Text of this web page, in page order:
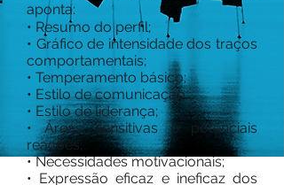
aponta:​
​• Resumo do perfil;
• Gráfico de intensidade dos traços
comportamentais;
• Temperamento básico;
• Estilo de comunicação;
• Estilo de liderança;
• Áreas sensitivas e potenciais
reações;
• Necessidades motivacionais;
• Expressão eficaz e ineficaz dos